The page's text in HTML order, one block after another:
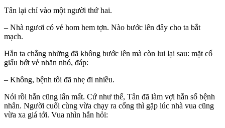
Tân lại chỉ vào một người thứ hai.
– Nhà ngươi có vẻ hom hem tợn. Nào bước lên đây cho ta bắt
mạch.
Hắn ta chẳng những đã không bước lên mà còn lui lại sau: mặt cố
giấu bớt vẻ nhăn nhó, đáp:
– Không, bệnh tôi đã nhẹ đi nhiều.
Nói rồi hắn cũng lẩn mất. Cứ như thế, Tân đã làm vợi hẳn số bệnh
nhân. Người cuối cùng vừa chạy ra cổng thì gặp lúc nhà vua cũng
vừa xa giá tới. Vua nhìn hắn hỏi: